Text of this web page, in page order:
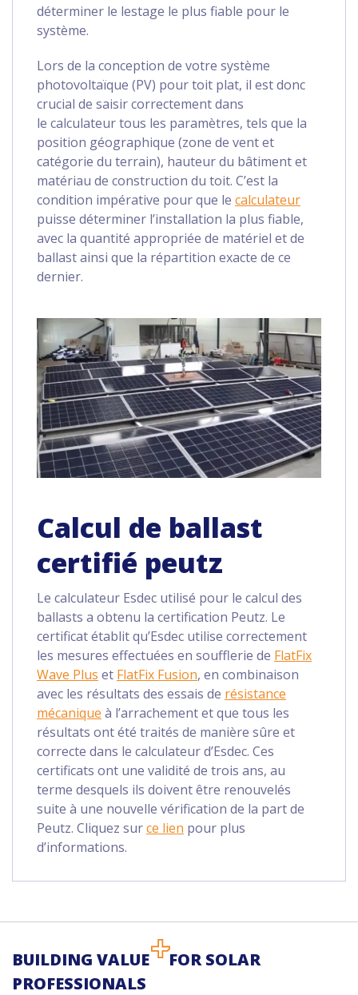
déterminer le lestage le plus fiable pour le
système.
Lors de la conception de votre système
photovoltaïque (PV) pour toit plat, il est donc
crucial de saisir correctement dans
le calculateur tous les paramètres, tels que la
position géographique (zone de vent et
catégorie du terrain), hauteur du bâtiment et
matériau de construction du toit. C’est la
condition impérative pour que le calculateur
puisse déterminer l’installation la plus fiable,
avec la quantité appropriée de matériel et de
ballast ainsi que la répartition exacte de ce
dernier.
Calcul de ballast
certifié peutz
Le calculateur Esdec utilisé pour le calcul des
ballasts a obtenu la certification Peutz. Le
certificat établit qu’Esdec utilise correctement
les mesures effectuées en soufflerie de FlatFix
Wave Plus et FlatFix Fusion, en combinaison
avec les résultats des essais de résistance
mécanique à l’arrachement et que tous les
résultats ont été traités de manière sûre et
correcte dans le calculateur d’Esdec. Ces
certificats ont une validité de trois ans, au
terme desquels ils doivent être renouvelés
suite à une nouvelle vérification de la part de
Peutz. Cliquez surce lien pour plus
d’informations.
BUILDING VALUE
FOR SOLAR
PROFESSIONALS